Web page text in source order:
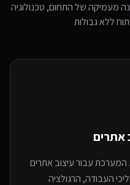
מעמיקה של התחום, טכנולוגיה
ללא גבולות
אתרים
המערכת עבור עיצוב אתרים
העבודה, הרגולציה